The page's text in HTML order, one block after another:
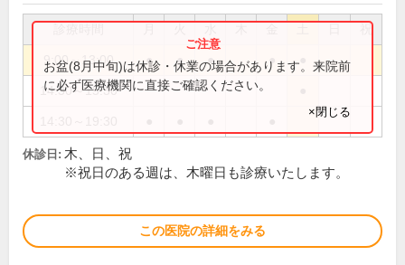
祝
9:00～13:00 ● ● ● ●
14:30～15:30
お盆(8月中旬)は休診・休業の場合があります。来院前
に必ず医療機関に直接ご確認ください。
×閉じる
休診日: 木、日、祝
※祝日のある週は、木曜日も診療いたします。
この医院の詳細をみる